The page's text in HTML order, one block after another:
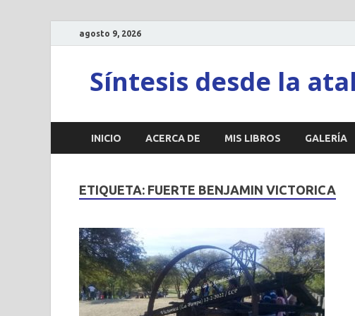
agosto 9, 2026
Síntesis desde la
INICIO ACERCA DE MIS LIBROS GALERÍA
ETIQUETA: FUERTE BENJAMIN VICTORICA